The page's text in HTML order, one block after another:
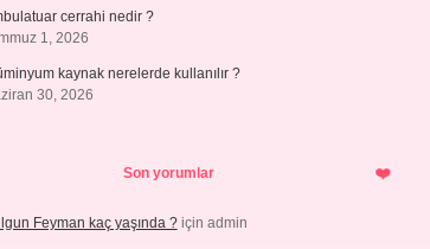
cerrahi nedir ?
1, 2026
kaynak nerelerde kullanılır ?
30, 2026
Son yorumlar
Feyman kaç yaşında ?için admin